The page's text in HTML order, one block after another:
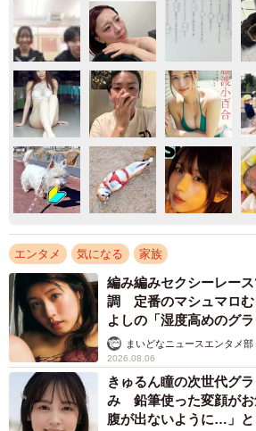
エンタメ 気になる 家族
編み編みセクシーレー
調 定番のマシュマロ
よしの「湿度高めのグ
まいどなニュースエンタメ部
2026.08.06
きゅるん瞳の次世代グ
み 鉛筆使った変顔が
腹が出ないように…」と